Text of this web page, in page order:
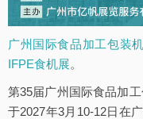
广州国际食品加工包装
IFPE食机展。
第35届广州国际食品加
于2027年3月10-12日在